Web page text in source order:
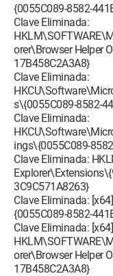
{0055C089-8582-
Clave Eliminada:
orer\Browser Helper
17B458C2A3A8}
Clave Eliminada:
s\{0055C089-8582-
Clave Eliminada:
ings\{0055C089-
Clave Eliminada:
3C9C571A8263}
Clave Eliminada:
{0055C089-8582-
Clave Eliminada: [x64]
orer\Browser Helper
17B458C2A3A8}